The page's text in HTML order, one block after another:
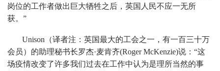
岗位的工作者做出巨大牺牲之后，英国人民不应一无所
获。”
Unison（译者注：英国最大的工会之一，有一百三十万
会员）的助理秘书长罗杰·麦肯齐(Roger McKenzie)说：“这
场疫情改变了许多我们过去在工作中认为是理所当然的事